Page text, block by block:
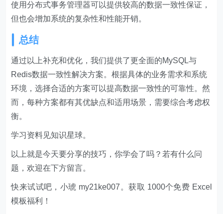
使用分布式事务管理器可以提供较高的数据一致性保证，
但也会增加系统的复杂性和性能开销。
总结
通过以上补充和优化，我们提供了更全面的MySQL与
Redis数据一致性解决方案。根据具体的业务需求和系统
环境，选择合适的方案可以提高数据一致性的可靠性。然
而，每种方案都有其优缺点和适用场景，需要综合考虑权
衡。
学习资料见知识星球。
以上就是今天要分享的技巧，你学会了吗？若有什么问
题，欢迎在下方留言。
快来试试吧，小琥 my21ke007。获取 1000个免费 Excel
模板福利​​​​！